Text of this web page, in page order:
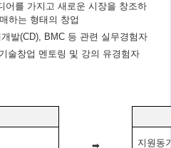
어를 가지고 새로운 시장을 창조하
하는 형태의 창업
발(CD), BMC 등 관련 실무경험자
술창업 멘토링 및 강의 유경험자
➡ 지원동